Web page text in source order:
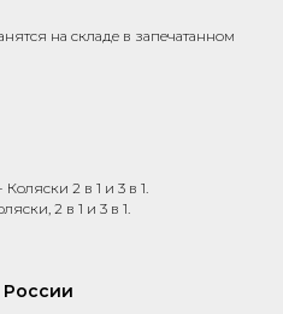
на складе в запечатанном
2 в 1 и 3 в 1.
2 в 1 и 3 в 1.